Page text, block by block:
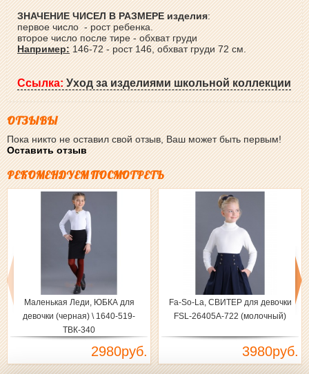
ЗНАЧЕНИЕ ЧИСЕЛ В РАЗМЕРЕ изделия:
первое число - рост ребенка.
второе число после тире - обхват груди
Например:146-72 - рост 146, обхват груди 72 см.
Ссылка:Уход за изделиями школьной коллекции
ОТЗЫВЫ
Пока никто не оставил свой отзыв, Ваш может быть первым!
Оставить отзыв
РЕКОМЕНДУЕМ ПОСМОТРЕТЬ
Маленькая Леди, ЮБКА для
девочки (черная) \ 1640-519-
ТВК-340
2980руб.
Fa-So-La, СВИТЕР для девочки
FSL-26405А-722 (молочный)
3980руб.